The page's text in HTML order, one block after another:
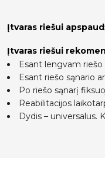
Įtvaras riešui
Įtvaras riešui
Esant lengvam
Esant riešo sąnario
Po riešo sąnarį
Reabilitacijos
Dydis – universalus.